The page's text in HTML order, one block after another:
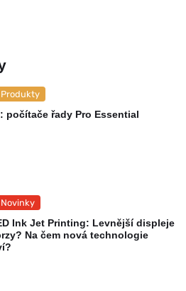
Produkty
počítače řady Pro Essential
Novinky
Ink Jet Printing: Levnější displeje
Na čem nová technologie